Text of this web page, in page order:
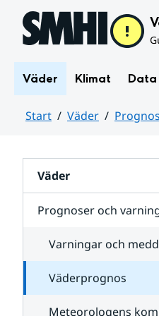
Hoppa till sidans innehåll
Väder Klimat Data
Start Väder
Väder
Prognoser och
Varningar och
Väderprognos
Meteorologens